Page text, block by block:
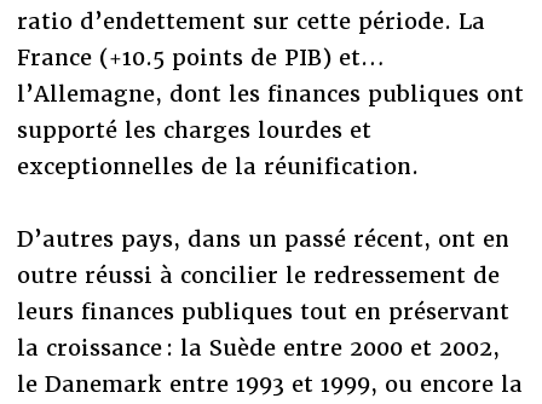
ratio d’endettement sur cette période. La
France (+10.5 points de PIB) et…
l’Allemagne, dont les finances publiques ont
supporté les charges lourdes et
exceptionnelles de la réunification.
D’autres pays, dans un passé récent, ont en
outre réussi à concilier le redressement de
leurs finances publiques tout en préservant
la croissance : la Suède entre 2000 et 2002,
le Danemark entre 1993 et 1999, ou encore la